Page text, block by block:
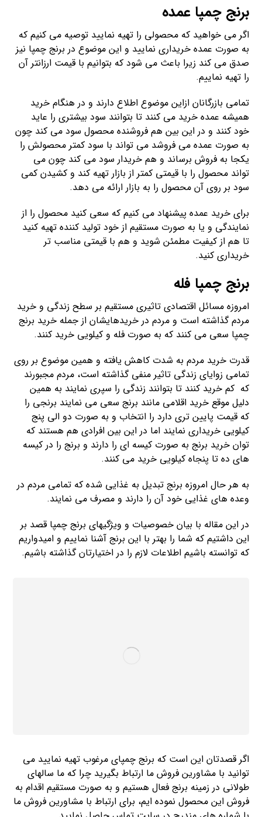
برنج چمپا عمده
اگر می خواهید که محصولی را تهیه نمایید توصیه می کنیم که
به صورت عمده خریداری نمایید و این موضوع در برنج چمپا نیز
صدق می کند زیرا باعث می شود که بتوانیم با قیمت ارزانتر آن
را تهیه نماییم.
تمامی بازرگانان ازاین موضوع اطلاع دارند و در هنگام خرید
همیشه عمده خرید می کنند تا بتوانند سود بیشتری را عاید
خود کنند و در این بین هم فروشنده محصول سود می کند چون
به صورت عمده می فروشد می تواند با سود کمتر محصولش را
یکجا به فروش برساند و هم خریدار سود می کند چون می
تواند محصول را با قیمتی کمتر از بازار تهیه کند و کشیدن کمی
سود بر روی آن محصول را به بازار ارائه می دهد.
برای خرید عمده پیشنهاد می کنیم که سعی کنید محصول را از
نمایندگی و یا به صورت مستقیم از خود تولید کننده تهیه کنید
تا هم از کیفیت مطمئن شوید و هم با قیمتی مناسب تر
خریداری کنید.
برنج چمپا فله
امروزه مسائل اقتصادی تاثیری مستقیم بر سطح زندگی و خرید
مردم گذاشته است و مردم در خریدهایشان از جمله خرید برنج
چمپا سعی می کنند که به صورت فله و کیلویی خرید کنند.
قدرت خرید مردم به شدت کاهش یافته و همین موضوع بر روی
تمامی زوایای زندگی تاثیر منفی گذاشته است، مردم مجبورند
که کم خرید کنند تا بتوانند زندگی را سپری نمایند به همین
دلیل موقع خرید اقلامی مانند برنج سعی می نمایند برنجی را
که قیمت پایین تری دارد را انتخاب و به صورت دو الی پنج
کیلویی خریداری نمایند اما در این بین افرادی هم هستند که
توان خرید برنج به صورت کیسه ای را دارند و برنج را در کیسه
های ده تا پنجاه کیلویی خرید می کنند.
به هر حال امروزه برنج تبدیل به غذایی شده که تمامی مردم در
وعده های غذایی خود آن را دارند و مصرف می نمایند.
در این مقاله با بیان خصوصیات و ویژگیهای برنج چمپا قصد بر
این داشتیم که شما را بهتر با این برنج آشنا نماییم و امیدواریم
که توانسته باشیم اطلاعات لازم را در اختیارتان گذاشته باشیم.
اگر قصدتان این است که برنج چمپای مرغوب تهیه نمایید می
توانید با مشاورین فروش ما ارتباط بگیرید چرا که ما سالهای
طولانی در زمینه برنج فعال هستیم و به صورت مستقیم اقدام به
فروش این محصول نموده ایم، برای ارتباط با مشاورین فروش ما